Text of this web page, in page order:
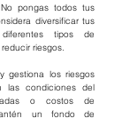
pongas todos tus
diversificar tus
diferentes tipos de
riesgos.
gestiona los riesgos
las condiciones del
o costos de
un fondo de